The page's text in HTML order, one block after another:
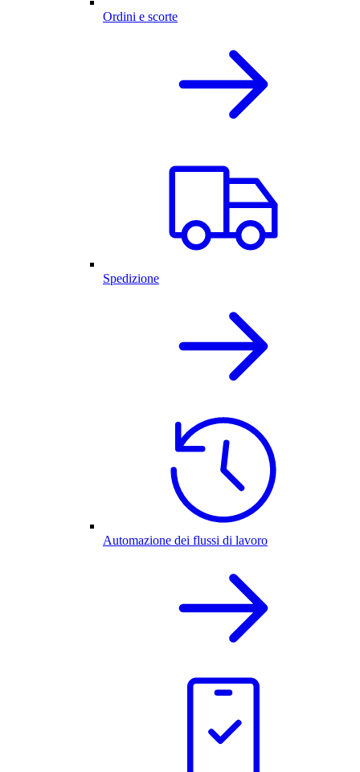
Ordini e scorte
Spedizione
Automazione dei flussi di lavoro